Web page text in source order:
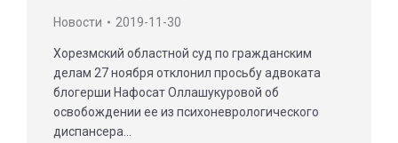
Новости 2019-11-30
Хорезмский областной суд по гражданским
делам 27 ноября отклонил просьбу адвоката
блогерши Нафосат Оллашукуровой об
освобождении ее из психоневрологического
диспансера…